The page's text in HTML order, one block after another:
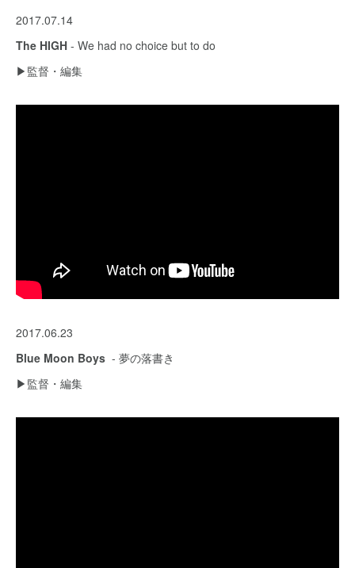
2017.07.14
The HIGH - We had no choice but to do
▶︎監督・編集
2017.06.23
Blue Moon Boys - 夢の落書き
▶︎監督・編集